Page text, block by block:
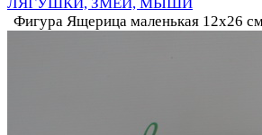
Фигура Ящерица маленькая 12х26